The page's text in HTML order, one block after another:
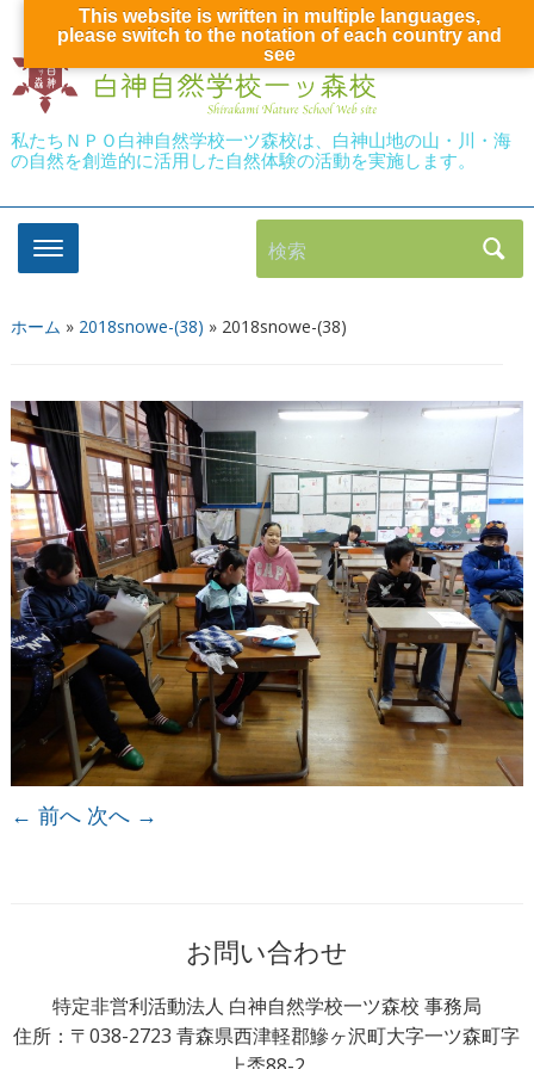
私たちＮＰＯ白神自然学校一ツ森校は、白神山地の山・川・海
の自然を創造的に活用した自然体験の活動を実施します。
検索
ホーム » 2018snowe-(38) » 2018snowe-(38)
← 前へ 次へ →
お問い合わせ
特定非営利活動法人 白神自然学校一ツ森校 事務局
住所：〒038-2723 青森県西津軽郡鰺ヶ沢町大字一ツ森町字
This website is written in multiple languages,
please switch to the notation of each country and
see